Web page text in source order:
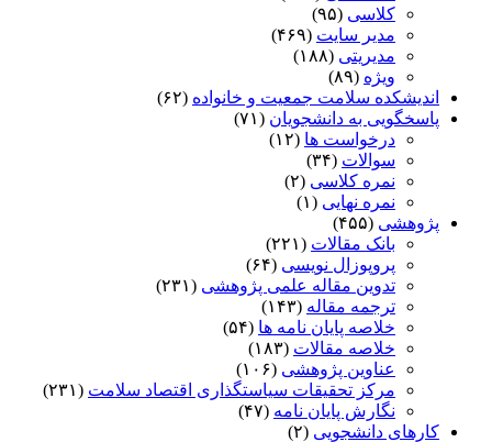
کلاسی (۹۵)
مدیر سایت (۴۶۹)
مدیریتی (۱۸۸)
ویژه (۸۹)
اندیشکده سلامت جمعیت و خانواده (۶۲)
پاسخگویی به دانشجویان (۷۱)
درخواست ها (۱۲)
سوالات (۳۴)
نمره کلاسی (۲)
نمره نهایی (۱)
پژوهشی (۴۵۵)
بانک مقالات (۲۲۱)
پروپوزال نویسی (۶۴)
تدوین مقاله علمی پژوهشی (۲۳۱)
ترجمه مقاله (۱۴۳)
خلاصه پایان نامه ها (۵۴)
خلاصه مقالات (۱۸۳)
عناوین پژوهشی (۱۰۶)
مرکز تحقیقات سیاستگذاری اقتصاد سلامت (۲۳۱)
نگارش پایان نامه (۴۷)
کارهای دانشجویی (۲)